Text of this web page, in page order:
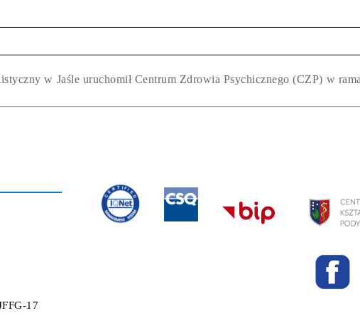
w Jaśle uruchomił Centrum Zdrowia Psychicznego (CZP) w
17